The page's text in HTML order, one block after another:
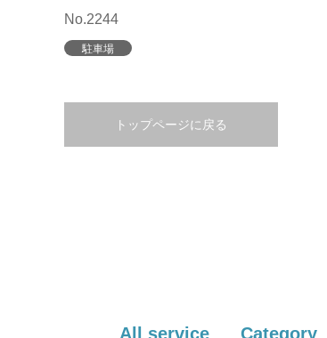
No.2244
駐車場
トップページに戻る
All service Category